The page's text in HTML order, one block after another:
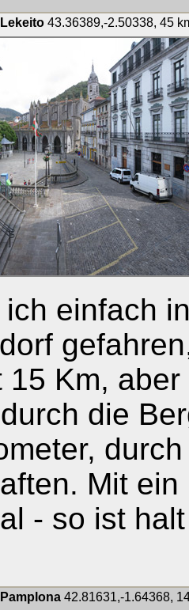
Lekeito43.36389,-2.50338, 45
einfach
15 Km,
die
Mit
- so ist
Pamplona42.81631,-1.64368,